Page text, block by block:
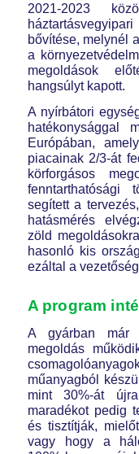
2021-2023
bővítése, melynél
a
megoldások
hangsúlyt kapott.
A nyírbátori
hatékonysággal
Európában,
piacainak 2/3-át
körforgásos
fenntarthatósági
segített a
hatásmérés
zöld
hasonló kis
ezáltal a
A program
A gyárban már
megoldás
műanyagból
mint 30%-át
maradékot pedig
és tisztítják,
vagy hogy a